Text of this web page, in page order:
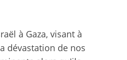
à Gaza, visant à
dévastation de nos